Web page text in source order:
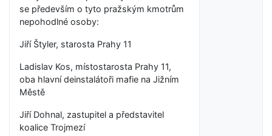
se především o tyto pražským kmotrům
nepohodlné osoby:
Jiří Štyler, starosta Prahy 11
Ladislav Kos, místostarosta Prahy 11,
oba hlavní deinstalátoři mafie na Jižním
Městě
Jiří Dohnal, zastupitel a představitel
koalice Trojmezí